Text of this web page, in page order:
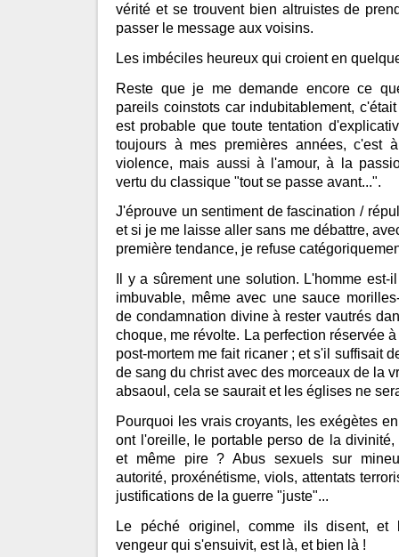
vérité et se trouvent bien altruistes de
passer le message aux voisins.
Les imbéciles heureux qui croient en
Reste que je me demande encore ce
pareils coinstots car indubitablement,
est probable que toute tentation
toujours à mes premières années,
violence, mais aussi à l'amour, à la
vertu du classique "tout se passe avant...".
J'éprouve un sentiment de fascination /
et si je me laisse aller sans me débattre,
première tendance, je refuse
Il y a sûrement une solution. L'homme est-
imbuvable, même avec une sauce
de condamnation divine à rester vautrés
choque, me révolte. La perfection réservée
post-mortem me fait ricaner ; et s'il suffisait
de sang du christ avec des morceaux de la
absaoul, cela se saurait et les églises ne
Pourquoi les vrais croyants, les exégètes
ont l'oreille, le portable perso de la
et même pire ? Abus sexuels sur
autorité, proxénétisme, viols, attentats
justifications de la guerre "juste"...
Le péché originel, comme ils disent, et
vengeur qui s'ensuivit, est là, et bien là !